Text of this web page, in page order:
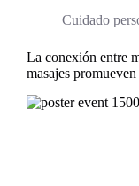
Cuidado
La conexión entre
masajes